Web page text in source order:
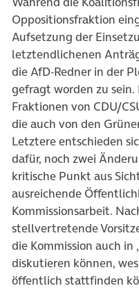
Oppositionsfraktion
Aufsetzung der
letztendlichenen
die AfD-Redner in der
gefragt worden zu
Fraktionen von CDU/
die auch von den
Letztere entschieden
dafür, noch zwei
kritische Punkt aus
ausreichende
Kommissionsarbeit.
stellvertretende
die Kommission auch in
diskutieren können,
öffentlich stattfinden